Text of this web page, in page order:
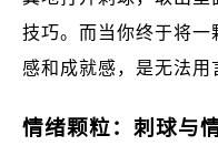
技巧。而当你终于将一
感和成就感，是无法用
情绪颗粒：刺球与